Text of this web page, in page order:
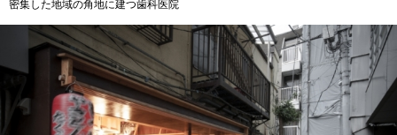
密集した地域の角地に建つ歯科医院